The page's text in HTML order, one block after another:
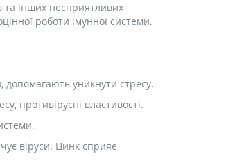
та інших несприятливих
роботи імунної системи.
допомагають уникнути стресу.
противірусні властивості.
віруси. Цинк сприяє